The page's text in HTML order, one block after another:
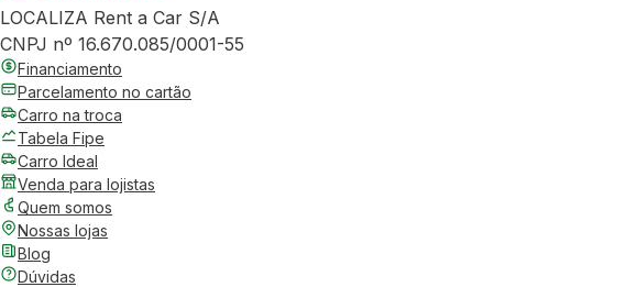
LOCALIZA Rent a Car S/A
CNPJ nº 16.670.085/0001-55
Financiamento
Parcelamento no cartão
Carro na troca
Tabela Fipe
Carro Ideal
Venda para lojistas
Quem somos
Nossas lojas
Blog
Dúvidas